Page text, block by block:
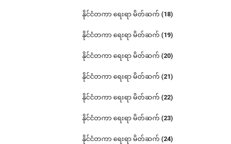
နိုင်ငံတကာ ရေးရာ မိတ်ဆက် (18)
နိုင်ငံတကာ ရေးရာ မိတ်ဆက် (19)
နိုင်ငံတကာ ရေးရာ မိတ်ဆက် (20)
နိုင်ငံတကာ ရေးရာ မိတ်ဆက် (21)
နိုင်ငံတကာ ရေးရာ မိတ်ဆက် (22)
နိုင်ငံတကာ ရေးရာ မိတ်ဆက် (23)
နိုင်ငံတကာ ရေးရာ မိတ်ဆက် (24)